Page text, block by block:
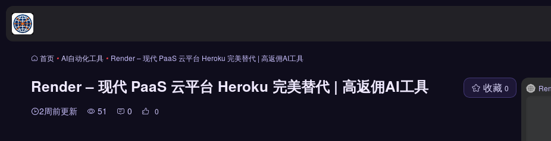
首页 • AI自动化工具 • Render – 现代 PaaS 云平台 Heroku 完美替代 | 高返佣AI工具
Render – 现代 PaaS 云平台 Heroku 完美替代 | 高返佣AI工具
2周前更新 51 0 0
收藏 0